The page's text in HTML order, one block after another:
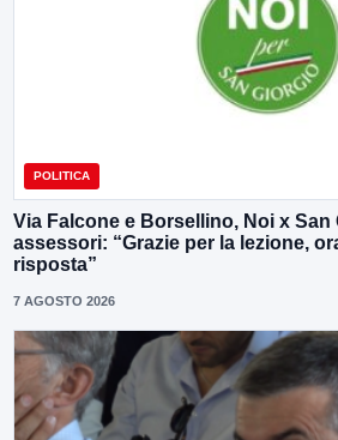
POLITICA
Via Falcone e Borsellino, Noi x
assessori: “Grazie per la lezione,
risposta”
7 AGOSTO 2026